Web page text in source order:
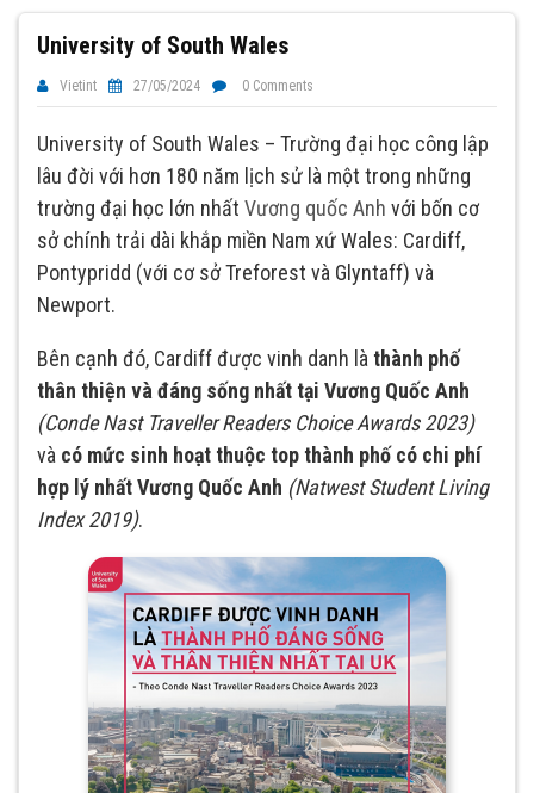
University of South Wales
Vietint 27/05/2024 0 Comments
University of South Wales – Trường đại học công lập
lâu đời với hơn 180 năm lịch sử là một trong những
trường đại học lớn nhất Vương quốc Anh với bốn cơ
sở chính trải dài khắp miền Nam xứ Wales: Cardiff,
Pontypridd (với cơ sở Treforest và Glyntaff) và
Newport.
Bên cạnh đó, Cardiff được vinh danh là thành phố
thân thiện và đáng sống nhất tại Vương Quốc Anh
(Conde Nast Traveller Readers Choice Awards 2023)
và có mức sinh hoạt thuộc top thành phố có chi phí
hợp lý nhất Vương Quốc Anh (Natwest Student Living
Index 2019).